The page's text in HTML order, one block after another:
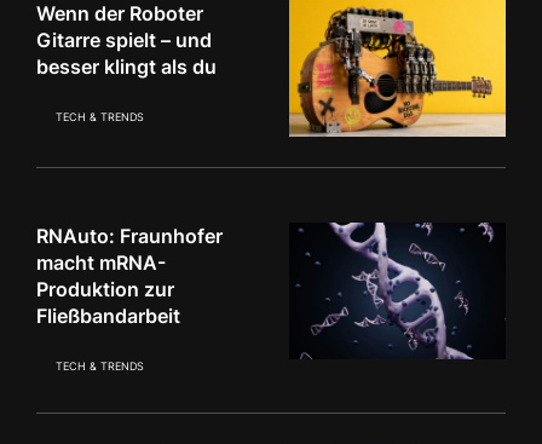
Wenn der Roboter
Gitarre spielt – und
besser klingt als du
TECH & TRENDS
RNAuto: Fraunhofer
macht mRNA-
Produktion zur
Fließbandarbeit
TECH & TRENDS